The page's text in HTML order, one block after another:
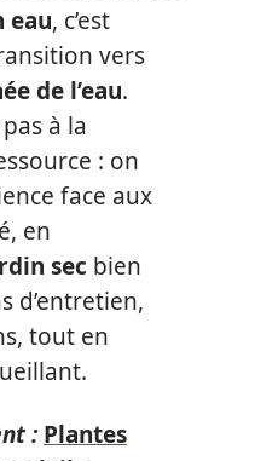
eau, c’est
vers
de l’eau.
à la
: on
face aux
en
sec bien
d’entretien,
tout en
: Plantes